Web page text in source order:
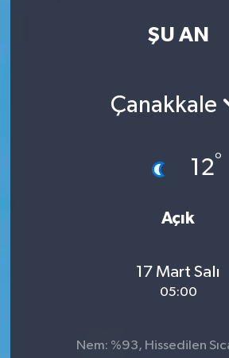
ŞU AN
Çanakkale
12°
Açık
17 Mart Salı
05:00
Nem: %93, Hissedilen
Haber Arşivi